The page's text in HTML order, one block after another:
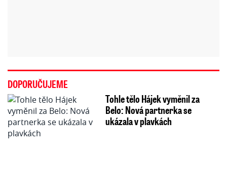
DOPORUČUJEME
Tohle tělo Hájek vyměnil za
Belo: Nová partnerka se
ukázala v plavkách